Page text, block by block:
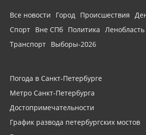
Все новости Город Происшествия
Спорт Вне СПб Политика Ленобласть
Транспорт Выборы-2026
Погода в Санкт-Петербурге
Метро Санкт-Петербурга
Достопримечательности
График развода петербургских мостов